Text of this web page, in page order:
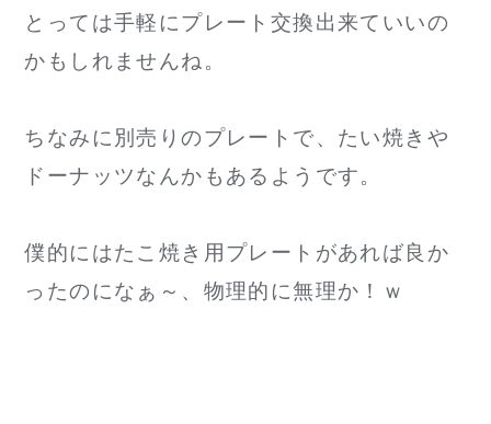
とっては手軽にプレート交換出来ていいの
かもしれませんね。
ちなみに別売りのプレートで、たい焼きや
ドーナッツなんかもあるようです。
僕的にはたこ焼き用プレートがあれば良か
ったのになぁ～、物理的に無理か！ｗ